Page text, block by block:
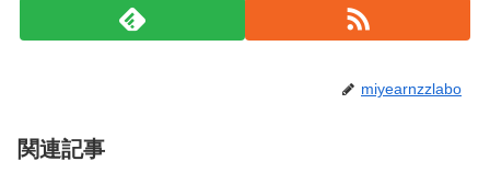
miyearnzzlabo
関連記事